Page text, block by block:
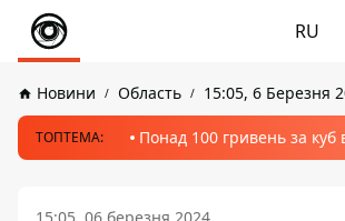
RU
Новини Область 15:05, 6 Березня
ТОПТЕМА: Понад 100 гривень за куб